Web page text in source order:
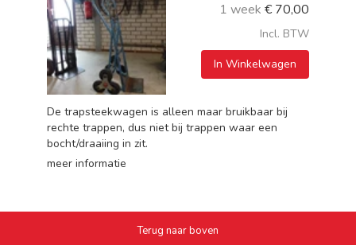
1 week € 70,00
Incl. BTW
In Winkelwagen
De trapsteekwagen is alleen maar bruikbaar bij
rechte trappen, dus niet bij trappen waar een
bocht/draaiing in zit.
meer informatie
Terug naar boven